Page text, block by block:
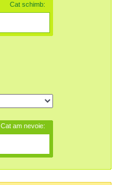
Cat schimb:
Cat am nevoie: